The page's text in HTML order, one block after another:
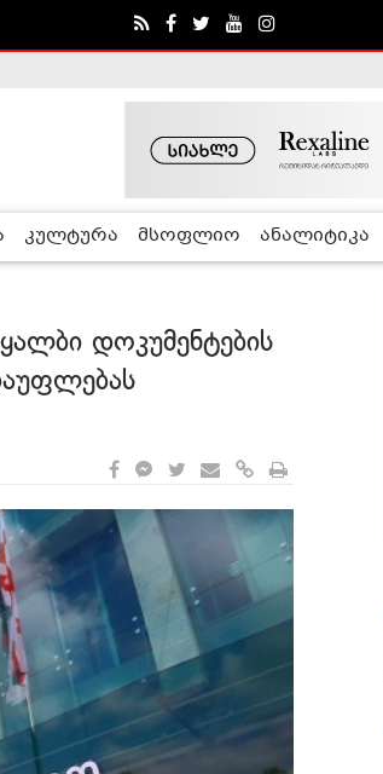
კულტურა მსოფლიო ანალიტიკა
დოკუმენტების